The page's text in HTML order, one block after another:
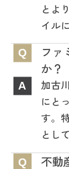
とよ
イル
Q
ファ
か？
A
加古
にと
す。
とし
Q
不動